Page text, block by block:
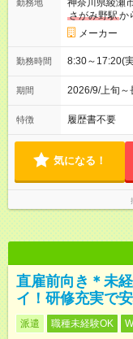
勤務地
神奈川県綾瀬市
さがみ野駅か
メーカー
勤務時間 8:30～17:20(
期間 2026/9/上旬
特徴 履歴書不要
気になる！
直雇前向き＊未
イ！研修充実で
派遣 職種未経験OK